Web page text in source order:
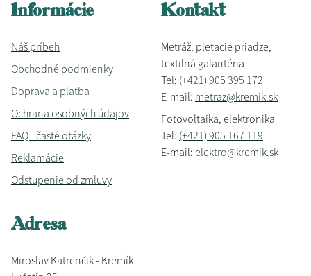
Informácie
Náš príbeh
Obchodné podmienky
Doprava a platba
Ochrana osobných údajov
FAQ - časté otázky
Reklamácie
Odstupenie od zmluvy
Kontakt
Metráž, pletacie priadze,
textilná galantéria
Tel: (+421) 905 395 172
E-mail: metraz@kremik.sk
Fotovoltaika, elektronika
Tel: (+421) 905 167 119
E-mail: elektro@kremik.sk
Adresa
Miroslav Katrenčik - Kremík